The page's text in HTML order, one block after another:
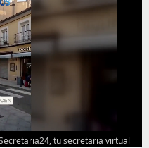
tu secretaria virtual